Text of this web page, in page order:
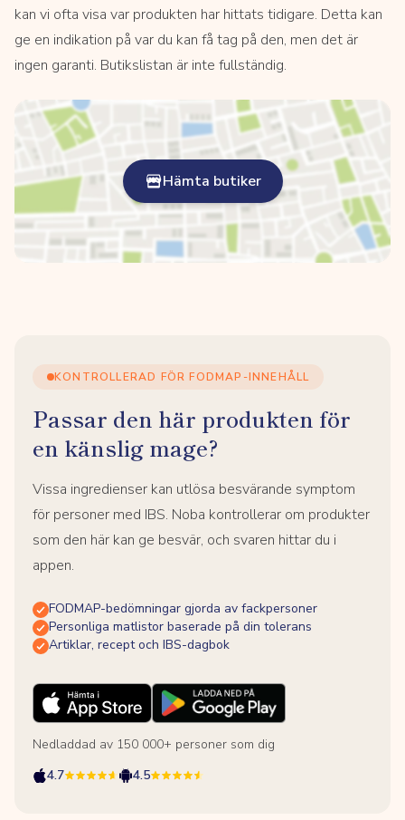
kan vi ofta visa var produkten har hittats tidigare. Detta kan
ge en indikation på var du kan få tag på den, men det är
ingen garanti. Butikslistan är inte fullständig.
Hämta butiker
KONTROLLERAD FÖR FODMAP-INNEHÅLL
Passar den här produkten för
en känslig mage?
Vissa ingredienser kan utlösa besvärande symptom
för personer med IBS. Noba kontrollerar om produkter
som den här kan ge besvär, och svaren hittar du i
appen.
FODMAP-bedömningar gjorda av fackpersoner
Personliga matlistor baserade på din tolerans
Artiklar, recept och IBS-dagbok
Nedladdad av 150 000+ personer som dig
4.7
4.5